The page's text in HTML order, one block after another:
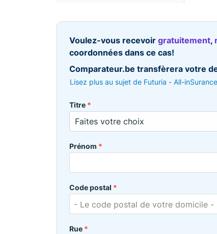
Voulez-vous recevoir gratuitement,
coordonnées dans ce cas!
Comparateur.be transfèrera votre
Lisez plus au sujet de Futuria - All-
Titre *
Prénom *
Code postal *
- Le code postal de votre domicile -
Rue *